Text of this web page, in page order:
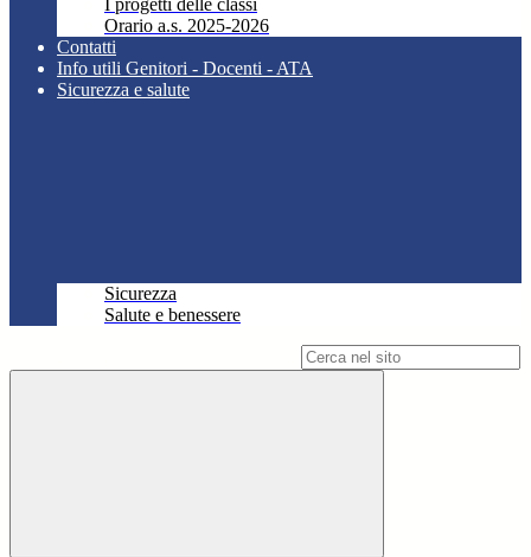
I progetti delle classi
Orario a.s. 2025-2026
Contatti
Info utili Genitori - Docenti - ATA
Sicurezza e salute
Sicurezza
Salute e benessere